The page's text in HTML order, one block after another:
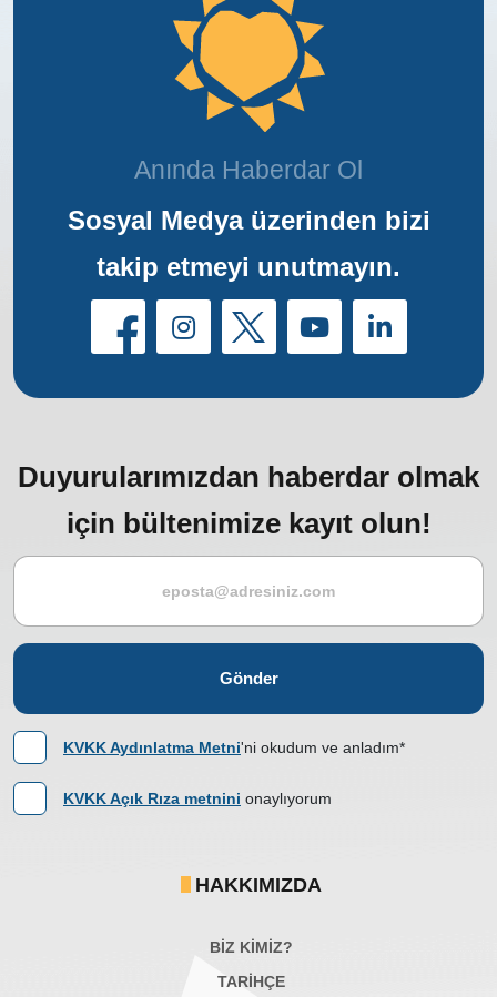
Anında Haberdar Ol
Sosyal Medya üzerinden bizi
takip etmeyi unutmayın.
Duyurularımızdan haberdar olmak
için bültenimize kayıt olun!
Gönder
KVKK Aydınlatma Metni'ni okudum ve anladım*
KVKK Açık Rıza metnini onaylıyorum
HAKKIMIZDA
BİZ KİMİZ?
TARİHÇE